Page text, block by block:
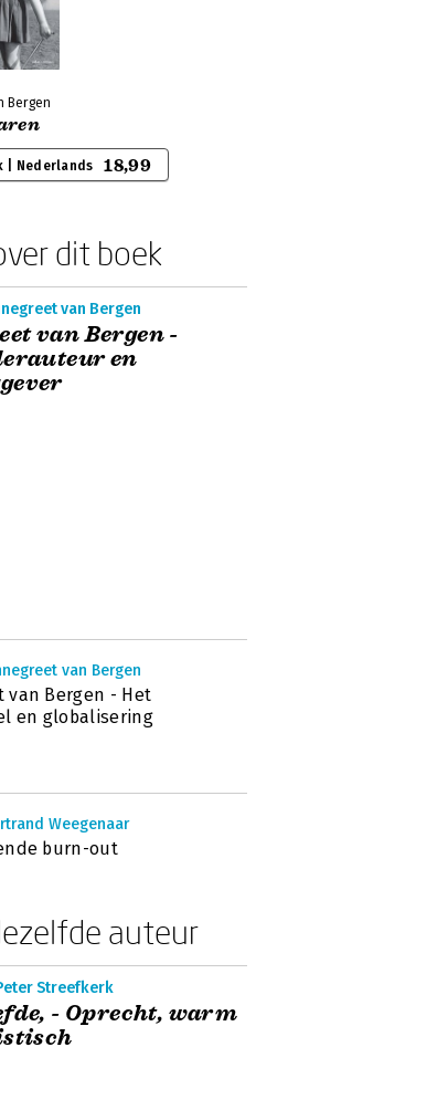
Bergen
| Nederlands 18,99
dit boek
van Bergen
van Bergen -
en
van Bergen
van Bergen - Het
en globalisering
Weegenaar
burn-out
auteur
Streefkerk
- Oprecht, warm